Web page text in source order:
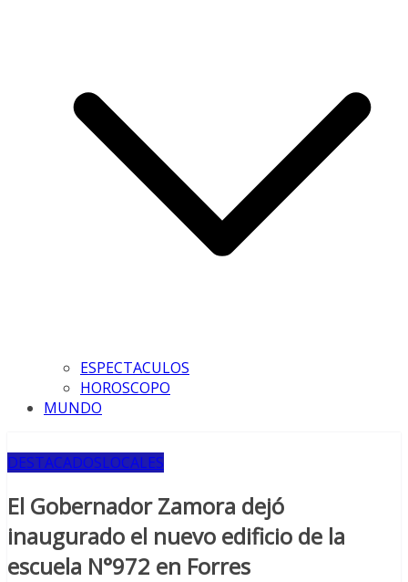
ESPECTACULOS
HOROSCOPO
MUNDO
DESTACADOSLOCALES
El Gobernador Zamora dejó
inaugurado el nuevo edificio de la
escuela N°972 en Forres